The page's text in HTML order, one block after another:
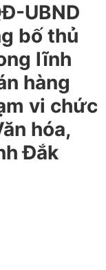
UBND
bố thủ
lĩnh
hàng
vi chức
hóa,
Đắk